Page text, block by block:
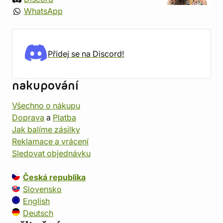
WhatsApp
Přidej se na Discord!
nakupování
Všechno o nákupu
Doprava a Platba
Jak balíme zásilky
Reklamace a vrácení
Sledovat objednávku
Česká republika
Slovensko
English
Deutsch